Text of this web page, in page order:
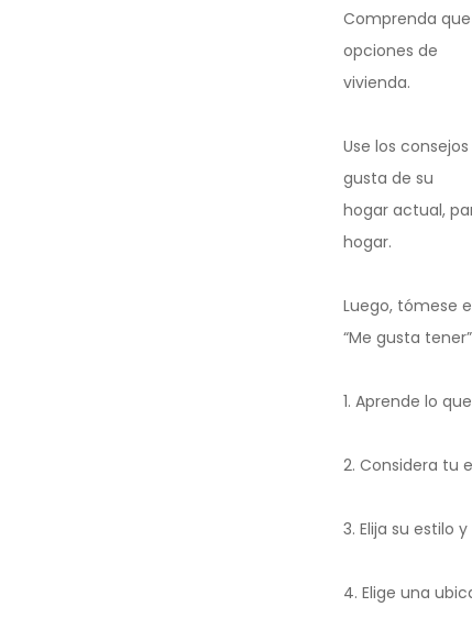
Comprenda
opciones de
vivienda.
Use los
gusta de su
hogar actual,
hogar.
Luego, tómese
“Me gusta
1. Aprende lo
2. Considera tu
3. Elija su estilo
4. Elige una